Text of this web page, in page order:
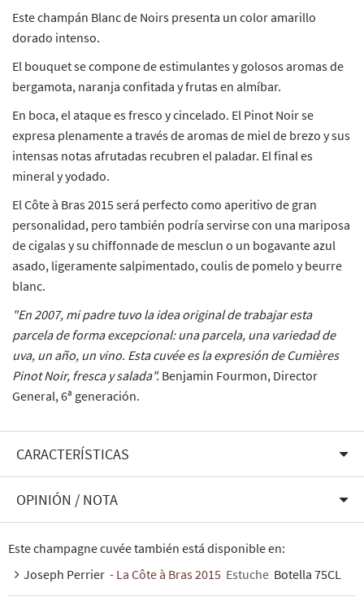
Este champán Blanc de Noirs presenta un color amarillo
dorado intenso.
El bouquet se compone de estimulantes y golosos aromas de
bergamota, naranja confitada y frutas en almíbar.
En boca, el ataque es fresco y cincelado. El Pinot Noir se
expresa plenamente a través de aromas de miel de brezo y sus
intensas notas afrutadas recubren el paladar. El final es
mineral y yodado.
El Côte à Bras 2015 será perfecto como aperitivo de gran
personalidad, pero también podría servirse con una mariposa
de cigalas y su chiffonnade de mesclun o un bogavante azul
asado, ligeramente salpimentado, coulis de pomelo y beurre
blanc.
"En 2007, mi padre tuvo la idea original de trabajar esta
parcela de forma excepcional: una parcela, una variedad de
uva, un año, un vino. Esta cuvée es la expresión de Cumières
Pinot Noir, fresca y salada". Benjamin Fourmon, Director
General, 6ª generación.
CARACTERÍSTICAS
OPINIÓN / NOTA
Este champagne cuvée también está disponible en:
Joseph Perrier - La Côte à Bras 2015 Estuche Botella 75CL